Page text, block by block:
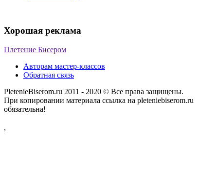
Хорошая реклама
Плетение Бисером
Авторам мастер-классов
Обратная связь
PletenieBiserom.ru 2011 - 2020 © Все права защищены.
При копировании материала ссылка на pleteniebiserom.ru
обязательна!
,